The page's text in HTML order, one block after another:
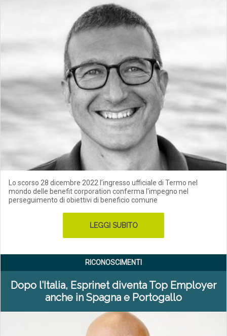
Lo scorso 28 dicembre 2022 l’ingresso ufficiale di Termo nel
mondo delle benefit corporation conferma l'impegno nel
perseguimento di obiettivi di beneficio comune
LEGGI SUBITO
RICONOSCIMENTI
Dopo l’Italia, Esprinet diventa Top Employer
anche in Spagna e Portogallo